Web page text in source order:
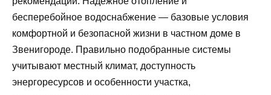
бесперебойное водоснабжение — базовые условия
комфортной и безопасной жизни в частном доме в
Звенигороде. Правильно подобранные системы
учитывают местный климат, доступность
энергоресурсов и особенности участка,